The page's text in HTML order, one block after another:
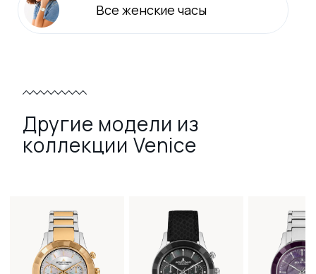
Все женские часы
Другие модели из
коллекции Venice